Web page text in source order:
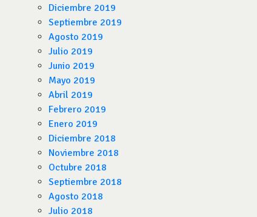
Diciembre 2019
Septiembre 2019
Agosto 2019
Julio 2019
Junio 2019
Mayo 2019
Abril 2019
Febrero 2019
Enero 2019
Diciembre 2018
Noviembre 2018
Octubre 2018
Septiembre 2018
Agosto 2018
Julio 2018